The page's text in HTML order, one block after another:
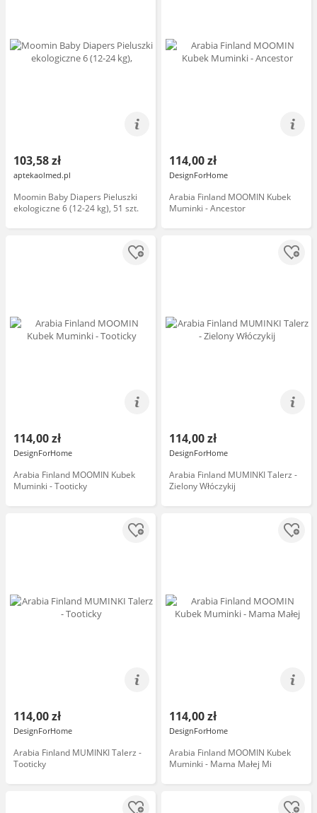
103,58 zł
aptekaolmed.pl
Moomin Baby Diapers Pieluszki
ekologiczne 6 (12-24 kg), 51 szt.
114,00 zł
DesignForHome
Arabia Finland MOOMIN Kubek
Muminki - Ancestor
114,00 zł
DesignForHome
Arabia Finland MOOMIN Kubek
Muminki - Tooticky
114,00 zł
DesignForHome
Arabia Finland MUMINKI Talerz -
Zielony Włóczykij
114,00 zł
DesignForHome
Arabia Finland MUMINKI Talerz -
Tooticky
114,00 zł
DesignForHome
Arabia Finland MOOMIN Kubek
Muminki - Mama Małej Mi